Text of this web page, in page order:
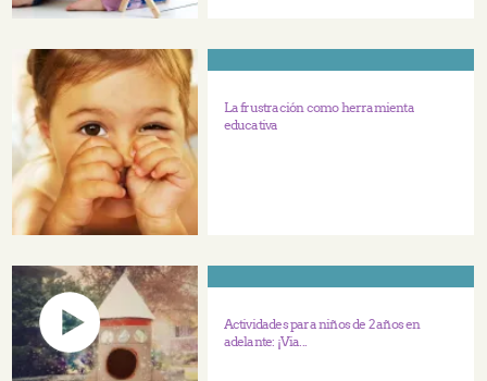
La frustración como herramienta
educativa
Actividades para niños de 2 años en
adelante: ¡Via...